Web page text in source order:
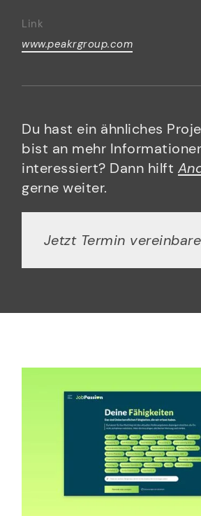
Link
www.peakrgroup.com
Du hast ein ähnliches
bist an mehr
interessiert? Dann hilft
gerne weiter.
Jetzt Termin